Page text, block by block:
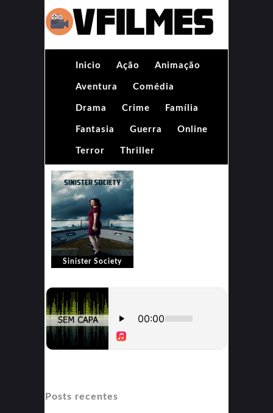
Inicio Ação Animação
Aventura Comédia
Drama Crime Família
Fantasia Guerra Online
Terror Thriller
Sinister Society
Posts recentes